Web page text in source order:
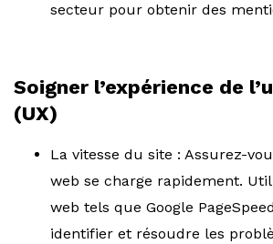
secteur pour obtenir des
Soigner l’expérience de
(UX)
La vitesse du site : Assurez-
web se charge rapidement.
web tels que Google
identifier et résoudre les